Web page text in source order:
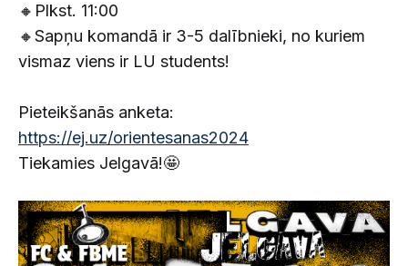
🔸Plkst. 11:00
🔸Sapņu komandā ir 3-5 dalībnieki, no kuriem
vismaz viens ir LU students!
Pieteikšanās anketa:
https://ej.uz/orientesanas2024
Tiekamies Jelgavā!🤩